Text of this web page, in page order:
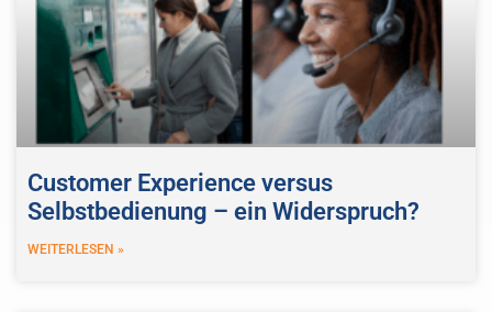
Customer Experience versus
Selbstbedienung – ein Widerspruch?
WEITERLESEN »